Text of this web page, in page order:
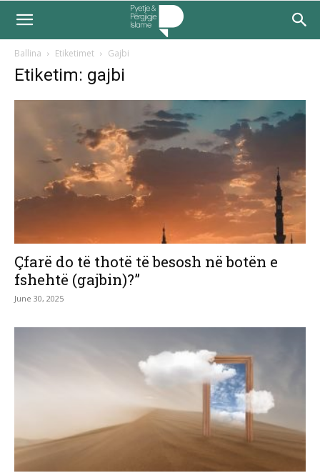
Ballina Etiketimet Gajbi
Etiketim: gajbi
Çfarë do të thotë të besosh në botën e
fshehtë (gajbin)?”
June 30, 2025